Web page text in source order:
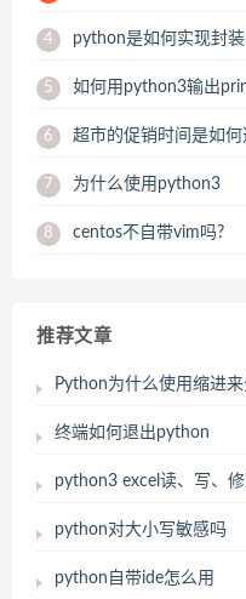
4 python是如何实现封
5 如何用python3输出
6 超市的促销时间是如
7 为什么使用python3
8 centos不自带vim吗?
推荐文章
Python为什么使用缩进来
终端如何退出python
python3 excel读、写、
python对大小写敏感吗
python自带ide怎么用